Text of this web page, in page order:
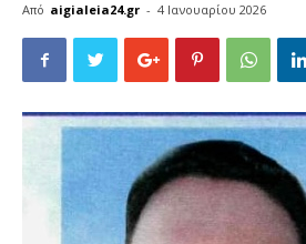
Από aigialeia24.gr - 4 Ιανουαρίου 2026